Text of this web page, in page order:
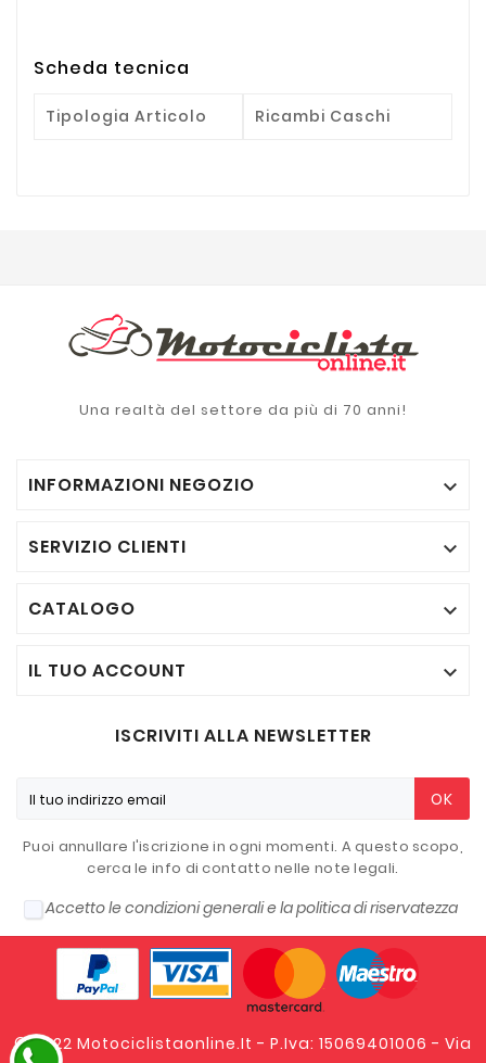
Scheda tecnica
Tipologia Articolo Ricambi Caschi
Una realtà del settore da più di 70 anni!
INFORMAZIONI NEGOZIO 
SERVIZIO CLIENTI 
CATALOGO 
IL TUO ACCOUNT 
ISCRIVITI ALLA NEWSLETTER
OK
Puoi annullare l'iscrizione in ogni momenti. A questo scopo,
cerca le info di contatto nelle note legali.
Accetto le condizioni generali e la politica di riservatezza
© 2022 Motociclistaonline.it - P.Iva: 15069401006 - Via